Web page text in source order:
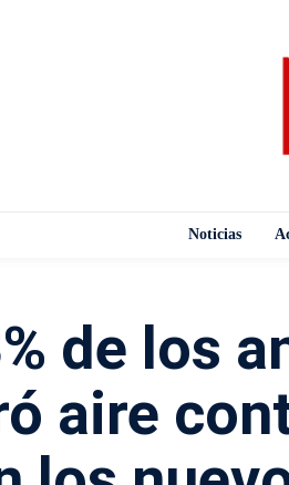
Noticias
de los
aire